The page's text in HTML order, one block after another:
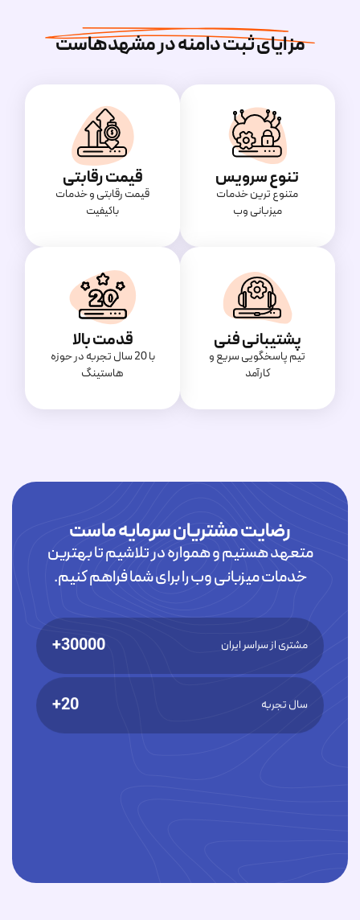
مزایای ثبت دامنه در مشهدهاست
تنوع سرویس
متنوع ترین خدمات
میزبانی وب
قیمت رقابتی
قیمت‌ رقابتی و خدمات
باکیفیت
پشتیبانی فنی
تیم پاسخگویی سریع و
کارآمد
قدمت بالا
با 20 سال تجربه در حوزه
هاستینگ
رضایت مشتریان سرمایه ماست
متعهد هستیم و همواره در تلاشیم تا بهترین
خدمات میزبانی وب را برای شما فراهم کنیم.
مشتری از سراسر ایران 30000+
سال تجربه 20+